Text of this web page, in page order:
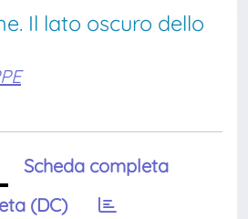
Il lato oscuro dello
Scheda completa
(DC)